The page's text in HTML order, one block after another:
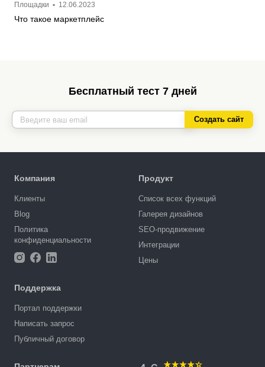
Площадки • 12.06.2023
Что такое маркетплейс
Бесплатный тест 7 дней
Создать сайт
Компания
Клиенты
Blog
Политика
конфиденциальности
Продукт
Список всех функций
Галерея дизайнов
SEO-продвижение
Интеграции
Цены
Поддержка
Портал поддержки
Написать запрос
Публичный договор